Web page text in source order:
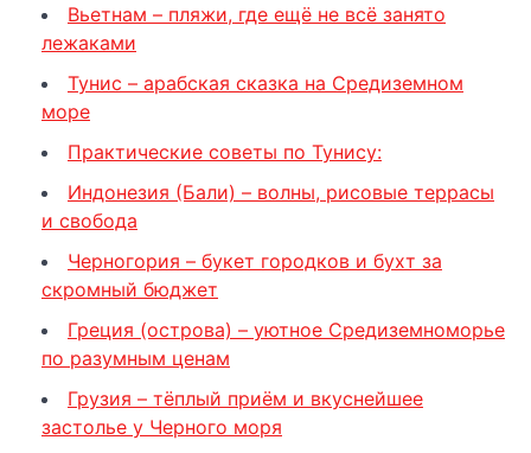
Вьетнам – пляжи, где ещё не всё занято
лежаками
Тунис – арабская сказка на Средиземном
море
Практические советы по Тунису:
Индонезия (Бали) – волны, рисовые террасы
и свобода
Черногория – букет городков и бухт за
скромный бюджет
Греция (острова) – уютное Средиземноморье
по разумным ценам
Грузия – тёплый приём и вкуснейшее
застолье у Черного моря